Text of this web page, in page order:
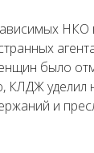
НКО
было
КЛДЖ уделил
и